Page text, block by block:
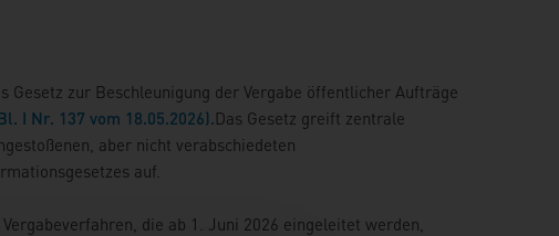
Gesetz zur Beschleunigung der Vergabe öffentlicher Aufträge
I Nr. 137 vom 18.05.2026).Das Gesetz greift zentrale
aber nicht verabschiedeten
auf.
die ab 1. Juni 2026 eingeleitet werden,